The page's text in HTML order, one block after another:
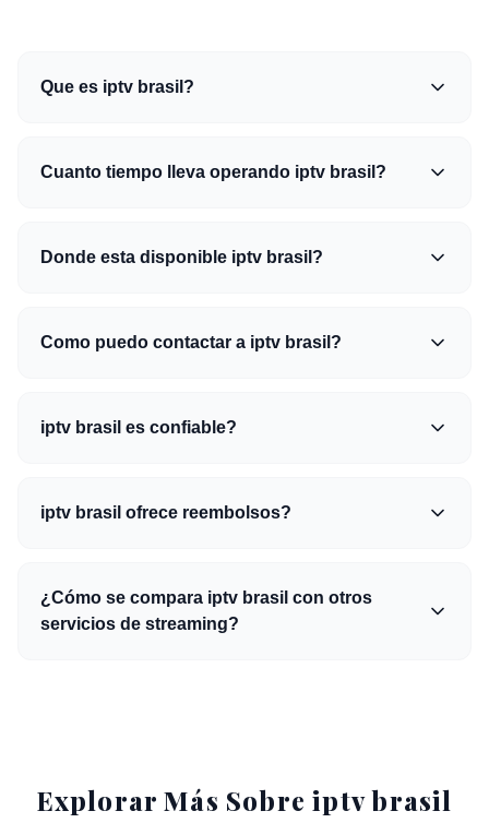
Que es iptv brasil?
Cuanto tiempo lleva operando iptv brasil?
Donde esta disponible iptv brasil?
Como puedo contactar a iptv brasil?
iptv brasil es confiable?
iptv brasil ofrece reembolsos?
¿Cómo se compara iptv brasil con otros
servicios de streaming?
Explorar Más Sobre iptv brasil